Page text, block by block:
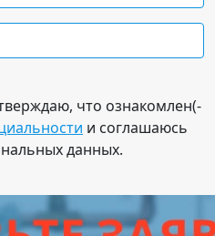
что ознакомлен(-
и соглашаюсь
данных.